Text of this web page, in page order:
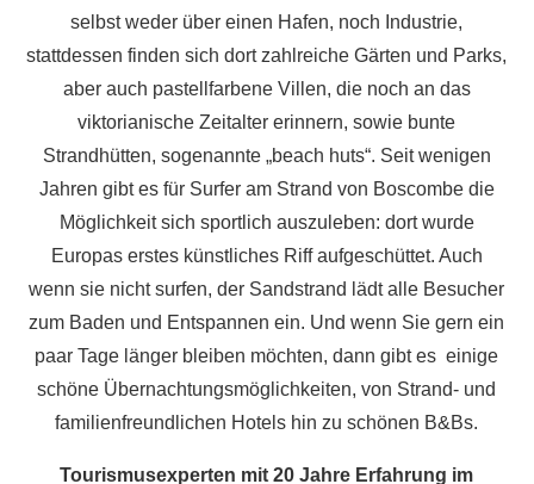
selbst weder über einen Hafen, noch Industrie,
stattdessen finden sich dort zahlreiche Gärten und Parks,
aber auch pastellfarbene Villen, die noch an das
viktorianische Zeitalter erinnern, sowie bunte
Strandhütten, sogenannte „beach huts“. Seit wenigen
Jahren gibt es für Surfer am Strand von Boscombe die
Möglichkeit sich sportlich auszuleben: dort wurde
Europas erstes künstliches Riff aufgeschüttet. Auch
wenn sie nicht surfen, der Sandstrand lädt alle Besucher
zum Baden und Entspannen ein. Und wenn Sie gern ein
paar Tage länger bleiben möchten, dann gibt es einige
schöne Übernachtungsmöglichkeiten, von Strand- und
familienfreundlichen Hotels hin zu schönen B&Bs.
Tourismusexperten mit 20 Jahre Erfahrung im